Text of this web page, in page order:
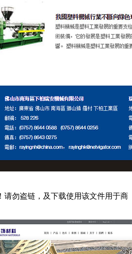
请勿盗链，及下载使用该文件用于商